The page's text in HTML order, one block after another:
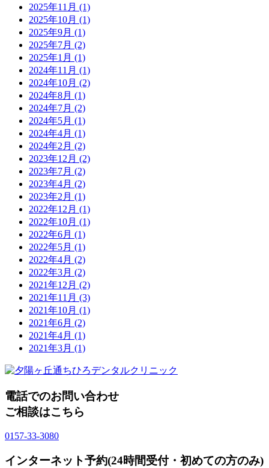
2025年11月 (1)
2025年10月 (1)
2025年9月 (1)
2025年7月 (2)
2025年1月 (1)
2024年11月 (1)
2024年10月 (2)
2024年8月 (1)
2024年7月 (2)
2024年5月 (1)
2024年4月 (1)
2024年2月 (2)
2023年12月 (2)
2023年7月 (2)
2023年4月 (2)
2023年2月 (1)
2022年12月 (1)
2022年10月 (1)
2022年6月 (1)
2022年5月 (1)
2022年4月 (2)
2022年3月 (2)
2021年12月 (2)
2021年11月 (3)
2021年10月 (1)
2021年6月 (2)
2021年4月 (1)
2021年3月 (1)
電話でのお問い合わせ
ご相談はこちら
0157-33-3080
インターネット予約(24時間受付・初めての方のみ)